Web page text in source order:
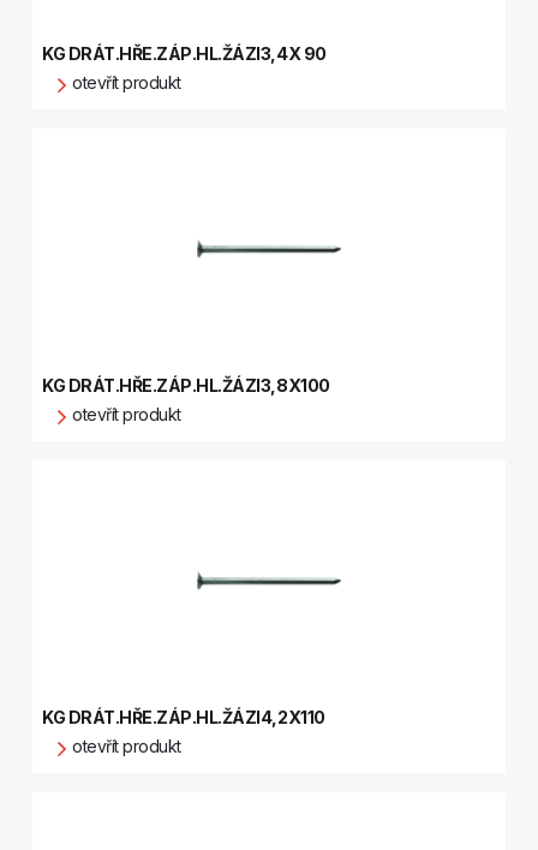
KG DRÁT.HŘE.ZÁP.HL.ŽÁZI3,4X 90
otevřít produkt
KG DRÁT.HŘE.ZÁP.HL.ŽÁZI3,8X100
otevřít produkt
KG DRÁT.HŘE.ZÁP.HL.ŽÁZI4,2X110
otevřít produkt